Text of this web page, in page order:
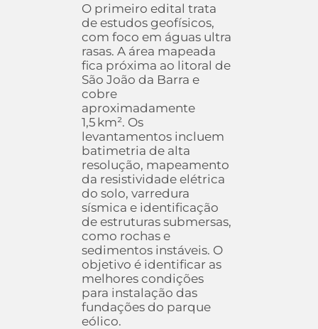
O primeiro edital trata
de estudos geofísicos,
com foco em águas ultra
rasas. A área mapeada
fica próxima ao litoral de
São João da Barra e
cobre
aproximadamente
1,5 km². Os
levantamentos incluem
batimetria de alta
resolução, mapeamento
da resistividade elétrica
do solo, varredura
sísmica e identificação
de estruturas submersas,
como rochas e
sedimentos instáveis. O
objetivo é identificar as
melhores condições
para instalação das
fundações do parque
eólico.